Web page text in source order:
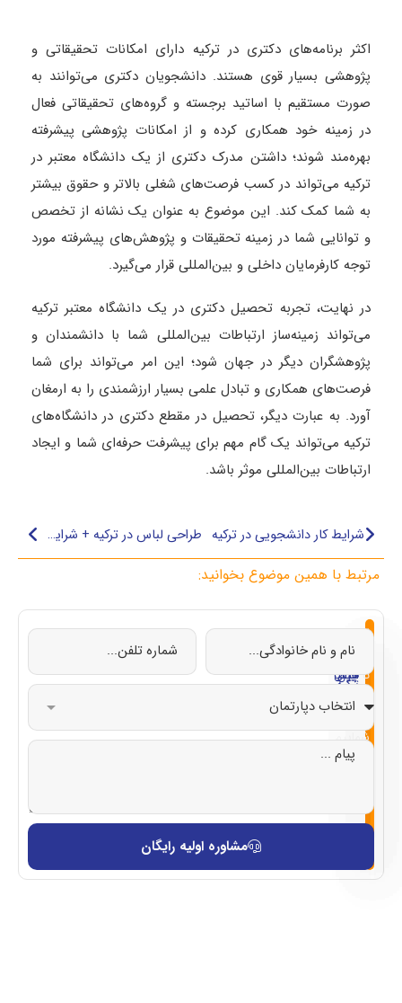
اکثر برنامه‌های دکتری در ترکیه دارای امکانات تحقیقاتی و
پژوهشی بسیار قوی هستند. دانشجویان دکتری می‌توانند به
صورت مستقیم با اساتید برجسته و گروه‌های تحقیقاتی فعال
در زمینه خود همکاری کرده و از امکانات پژوهشی پیشرفته
بهره‌مند شوند؛ داشتن مدرک دکتری از یک دانشگاه معتبر در
ترکیه می‌تواند در کسب فرصت‌های شغلی بالاتر و حقوق بیشتر
به شما کمک کند. این موضوع به عنوان یک نشانه از تخصص
و توانایی شما در زمینه تحقیقات و پژوهش‌های پیشرفته مورد
توجه کارفرمایان داخلی و بین‌المللی قرار می‌گیرد.
در نهایت، تجربه تحصیل دکتری در یک دانشگاه معتبر ترکیه
می‌تواند زمینه‌ساز ارتباطات بین‌المللی شما با دانشمندان و
پژوهشگران دیگر در جهان شود؛ این امر می‌تواند برای شما
فرصت‌های همکاری و تبادل علمی بسیار ارزشمندی را به ارمغان
آورد. به عبارت دیگر، تحصیل در مقطع دکتری در دانشگاه‌های
ترکیه می‌تواند یک گام مهم برای پیشرفت حرفه‌ای شما و ایجاد
ارتباطات بین‌المللی موثر باشد.
شرایط کار دانشجویی در ترکیه طراحی لباس در ترکیه + شرایط پذیرش، شهریه و بورسیه‌ها
مرتبط با همین موضوع بخوانید:
از
صفر
تا
با
شماییم
تحصیل
ترکیه
تحصیل
در
ایتالیا
تحصیل
در
چین
تحصیل
در
قبرس
مشاوره اولیه رایگان